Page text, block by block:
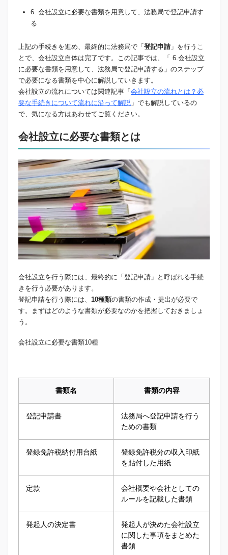
6. 会社設立に必要な書類を用意して、法務局で登記申請す
る
上記の手続きを進め、最終的に法務局で「 登記申請 」を行うこ
とで、会社設立自体は完了です。この記事では、「 6.会社設立
に必要な書類を用意して、法務局で登記申請する」のステップ
で必要になる書類を中心に解説していきます。
会社設立の流れについては関連記事「 会社設立の流れとは？必
要な手続きについて流れに沿って解説 」でも解説しているの
で、気になる方はあわせてご覧ください。
会社設立に必要な書類とは
会社設立を行う際には、最終的に「登記申請」と呼ばれる手続
きを行う必要があります。
登記申請を行う際には、 10種類の書類の作成・提出が必要で
す。まずはどのような書類が必要なのかを把握しておきましょ
う。
会社設立に必要な書類10種
書類名 書類の内容
登記申請書
法務局へ登記申請を行う
ための書類
登録免許税納付用台紙
登録免許税分の収入印紙
を貼付した用紙
定款
会社概要や会社としての
ルールを記載した書類
発起人の決定書
発起人が決めた会社設立
に関した事項をまとめた
書類